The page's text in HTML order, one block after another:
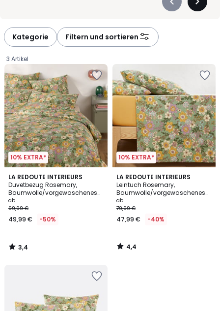
Précédent
Kategorie Filtern und sortieren
3 Artikel
10% EXTRA*
LA REDOUTE INTERIEURS
Duvetbezug Rosemary,
Baumwolle/vorgewaschenes
Leinen, grün
Ab
49,99
€
99,99
€
ab
99,99 €
49,99 € -50%
3,4
/ 5
3,4
/
10% EXTRA*
LA REDOUTE INTERIEURS
Leintuch Rosemary,
Baumwolle/vorgewaschenes
Leinen, grün
ab
79,99 €
47,99 € -40%
4,4
/ 5
4,4
/